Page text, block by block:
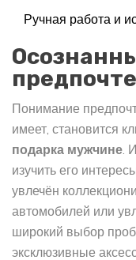
Ручная работа и
Понимание
имеет, становится
подарка мужчине.
изучить его
увлечён
автомобилей или
широкий выбор
эксклюзивные